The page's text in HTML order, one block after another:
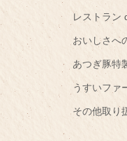
レストラン
おいしさへ
あつぎ豚特
うすいフ
その他取り